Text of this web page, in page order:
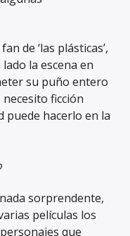
de ‘las plásticas’,
la escena en
su puño entero
ficción
puede hacerlo en la
sorprendente,
películas los
que